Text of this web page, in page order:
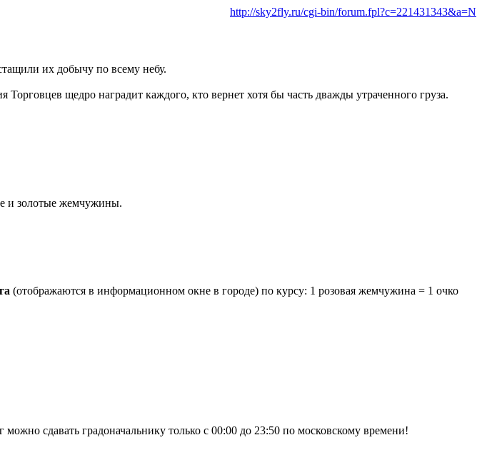
http://sky2fly.ru/cgi-bin/forum.fpl?c=221431343&a=N
их добычу по всему небу.
щедро наградит каждого, кто вернет хотя бы часть дважды утраченного груза.
и золотые жемчужины.
(отображаются в информационном окне в городе) по курсу: 1 розовая жемчужина = 1 очко
можно сдавать градоначальнику только с 00:00 до 23:50 по московскому времени!